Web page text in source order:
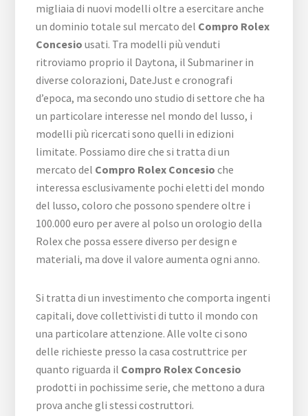
migliaia di nuovi modelli oltre a esercitare anche
un dominio totale sul mercato del Compro Rolex
Concesio usati. Tra modelli più venduti
ritroviamo proprio il Daytona, il Submariner in
diverse colorazioni, DateJust e cronografi
d’epoca, ma secondo uno studio di settore che ha
un particolare interesse nel mondo del lusso, i
modelli più ricercati sono quelli in edizioni
limitate. Possiamo dire che si tratta di un
mercato del Compro Rolex Concesio che
interessa esclusivamente pochi eletti del mondo
del lusso, coloro che possono spendere oltre i
100.000 euro per avere al polso un orologio della
Rolex che possa essere diverso per design e
materiali, ma dove il valore aumenta ogni anno.
Si tratta di un investimento che comporta ingenti
capitali, dove collettivisti di tutto il mondo con
una particolare attenzione. Alle volte ci sono
delle richieste presso la casa costruttrice per
quanto riguarda il Compro Rolex Concesio
prodotti in pochissime serie, che mettono a dura
prova anche gli stessi costruttori.